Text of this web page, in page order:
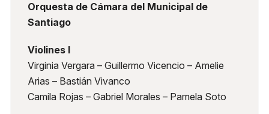
Orquesta de Cámara del Municipal de
Santiago
Violines I
Virginia Vergara – Guillermo Vicencio – Amelie
Arias – Bastián Vivanco
Camila Rojas – Gabriel Morales – Pamela Soto